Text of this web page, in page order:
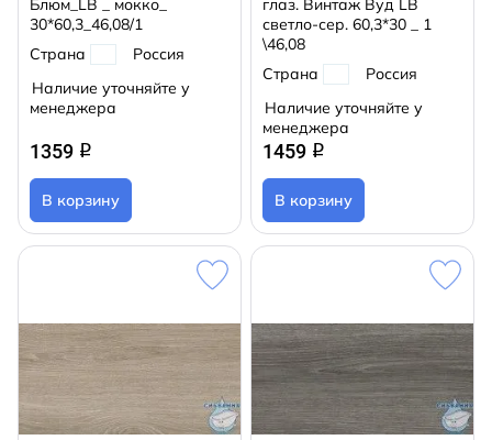
Блюм_LB _ мокко_
30*60,3_46,08/1
Страна
Россия
Наличие уточняйте у
менеджера
1359 q
В корзину
глаз. Винтаж Вуд LB
светло-сер. 60,3*30 _ 1
\46,08
Страна
Россия
Наличие уточняйте у
менеджера
1459 q
В корзину